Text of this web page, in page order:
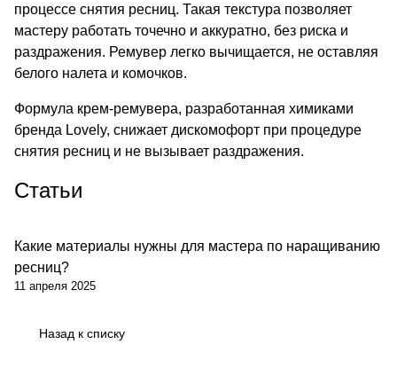
процессе снятия ресниц. Такая текстура позволяет
мастеру работать точечно и аккуратно, без риска и
раздражения. Ремувер легко вычищается, не оставляя
белого налета и комочков.
Формула крем-ремувера, разработанная химиками
бренда Lovely, снижает дискомофорт при процедуре
снятия ресниц и не вызывает раздражения.
Статьи
Какие материалы нужны для мастера по наращиванию
ресниц?
11 апреля 2025
Назад к списку